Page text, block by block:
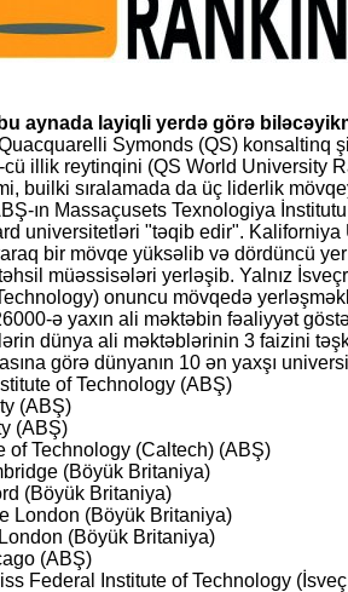
aynada layiqli yerdə görə
Symonds (QS) konsaltinq
illik reytinqini (QS World University
builki sıralamada da üç liderlik
ın Massaçusets Texnologiya
universitetləri "təqib edir".
bir mövqe yüksəlib və dördüncü
müəssisələri yerləşib. Yalnız
onuncu mövqedə
ə yaxın ali məktəbin fəaliyyət
dünya ali məktəblərinin 3 faizini
görə dünyanın 10 ən yaxşı
of Technology (ABŞ)
(ABŞ)
(ABŞ)
of Technology (Caltech) (ABŞ)
(Böyük Britaniya)
(Böyük Britaniya)
London (Böyük Britaniya)
(Böyük Britaniya)
(ABŞ)
Federal Institute of Technology